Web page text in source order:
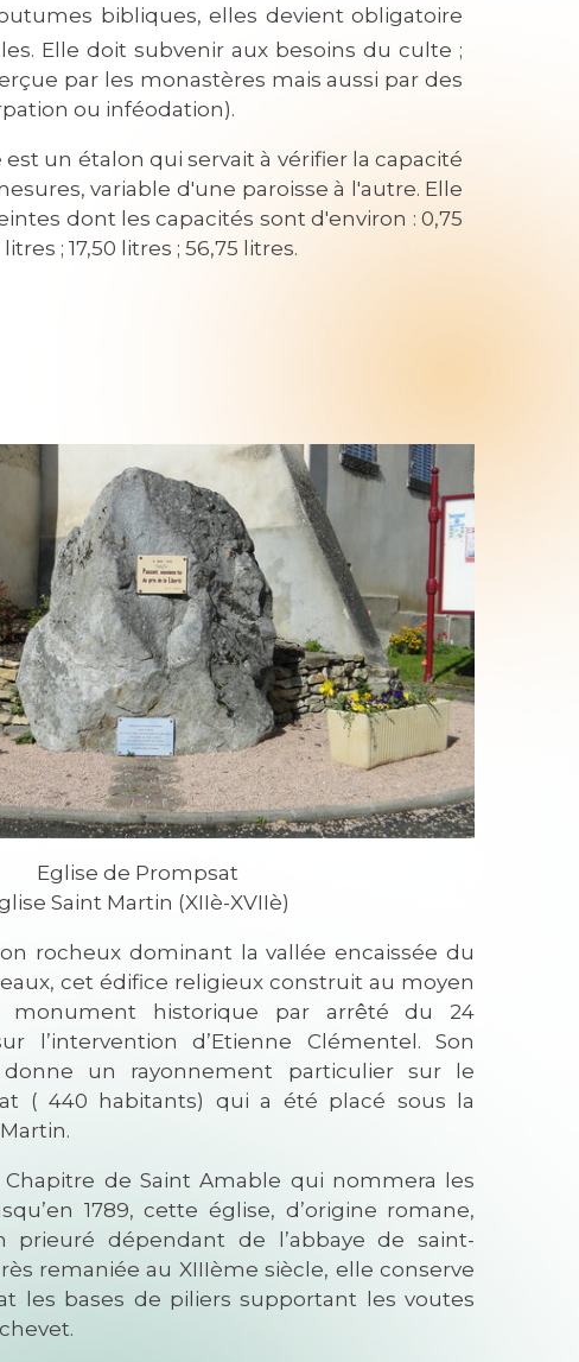
bibliques, elles devient obligatoire
Elle doit subvenir aux besoins du culte ;
par les monastères mais aussi par des
ou inféodation).
un étalon qui servait à vérifier la capacité
variable d'une paroisse à l'autre. Elle
dont les capacités sont d'environ : 0,75
; 17,50 litres ; 56,75 litres.
Eglise de Prompsat
Saint Martin (XIIè-XVIIè)
rocheux dominant la vallée encaissée du
cet édifice religieux construit au moyen
monument historique par arrêté du 24
l’intervention d’Etienne Clémentel. Son
un rayonnement particulier sur le
( 440 habitants) qui a été placé sous la
Chapitre de Saint Amable qui nommera les
1789, cette église, d’origine romane,
prieuré dépendant de l’abbaye de saint-
remaniée au XIIIème siècle, elle conserve
les bases de piliers supportant les voutes